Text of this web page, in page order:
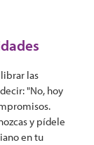
las
"No, hoy
y pídele
en tu